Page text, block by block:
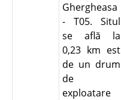
Ghergheasa
- T05. Situl
se află la
0,23 km est
de un drum
de
exploatare